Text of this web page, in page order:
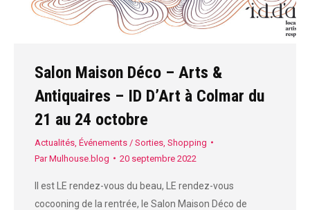
Salon Maison Déco – Arts &
Antiquaires – ID D’Art à Colmar du
21 au 24 octobre
Actualités Événements / Sorties Shopping
ParMulhouse.blog 20 septembre 2022
Il est LE rendez-vous du beau, LE rendez-vous
cocooning de la rentrée, le Salon Maison Déco de